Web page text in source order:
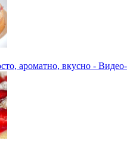
ароматно, вкусно -